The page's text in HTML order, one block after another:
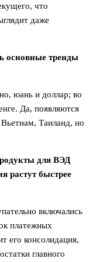
что
даже
основные тренды
юань и доллар; во
Да, появляются
Таиланд, но
для ВЭД
растут быстрее
включались
платежных
его консолидация,
главного